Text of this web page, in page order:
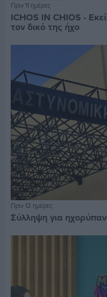
Πριν 11 ημέρες
ICHOS IN CHIOS -
τον δικό της ήχο
Πριν 12 ημέρες
Σύλληψη για